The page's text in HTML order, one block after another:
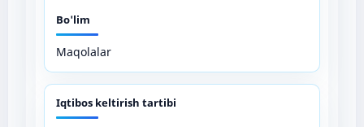
Bo'lim
Maqolalar
Iqtibos keltirish tartibi